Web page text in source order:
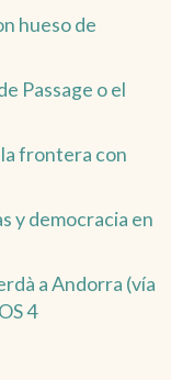
hueso de
Passage o el
frontera con
y democracia en
a Andorra (vía
4